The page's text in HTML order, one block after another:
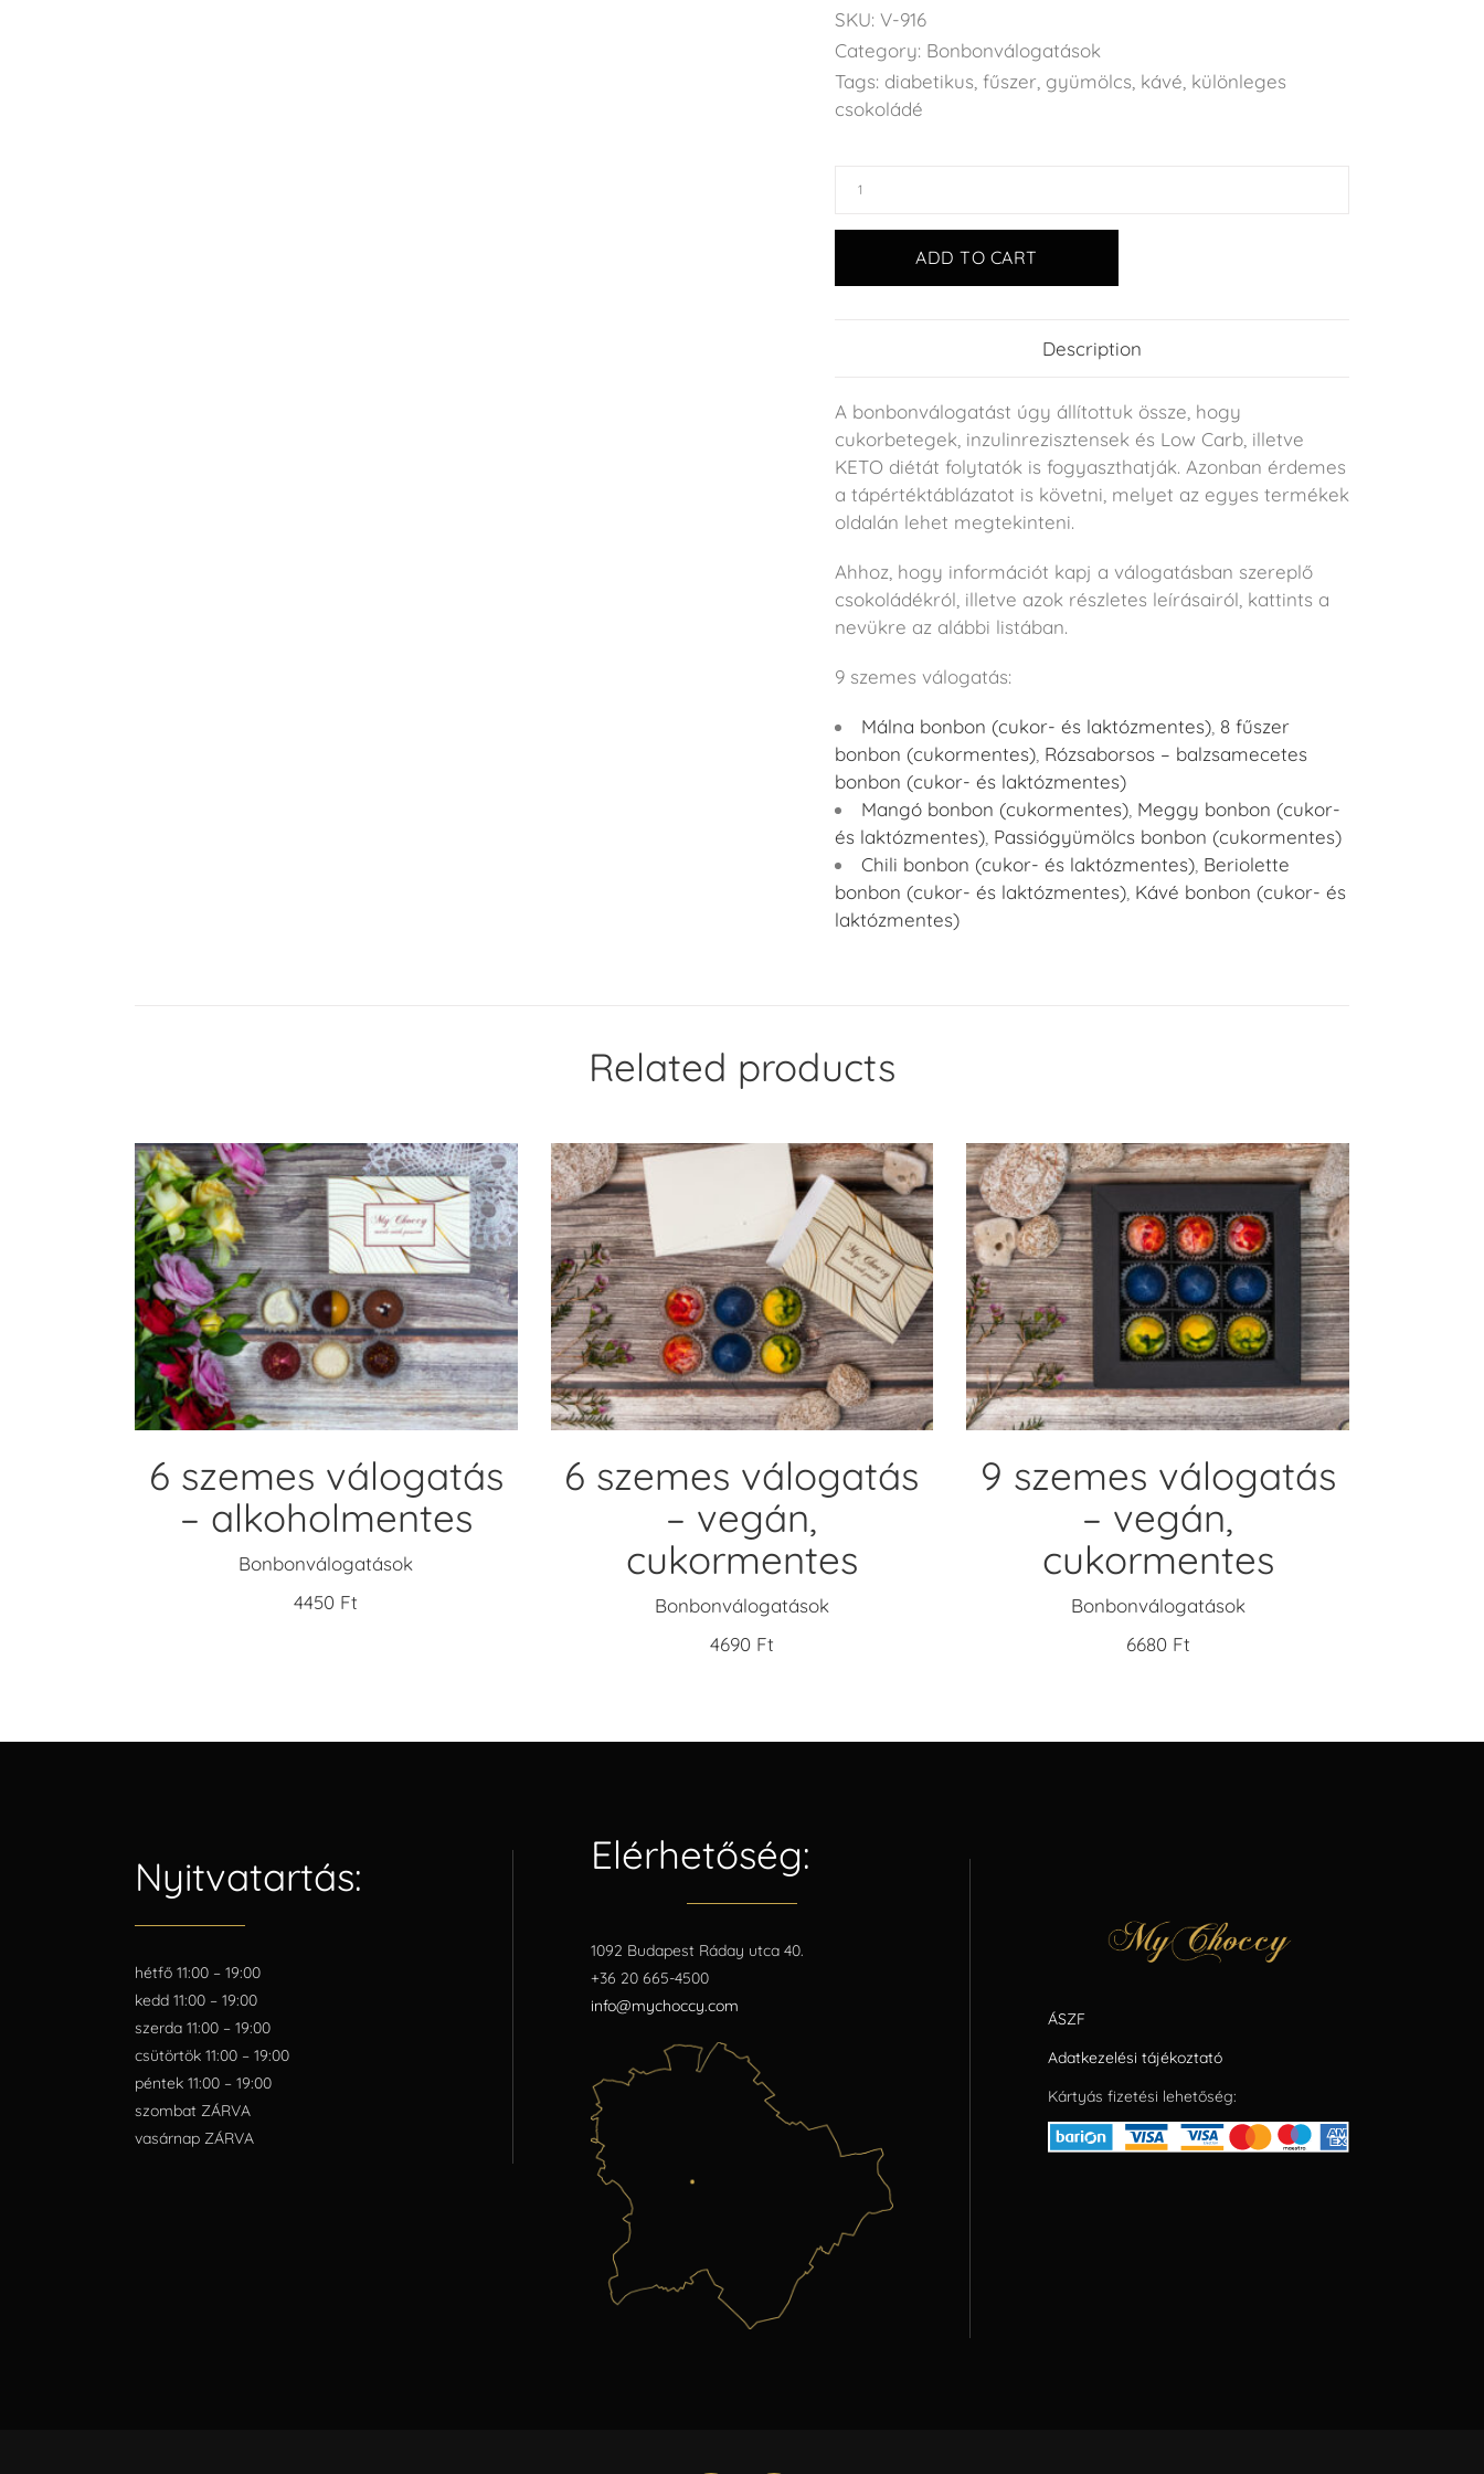
SKU: V-916
Category: Bonbonválogatások
Tags: diabetikus fűszer gyümölcs kávé különleges
csokoládé
ADD TO CART
Description
A bonbonválogatást úgy állítottuk össze, hogy
cukorbetegek, inzulinrezisztensek és Low Carb, illetve
KETO diétát folytatók is fogyaszthatják. Azonban érdemes
a tápértéktáblázatot is követni, melyet az egyes termékek
oldalán lehet megtekinteni.
Ahhoz, hogy információt kapj a válogatásban szereplő
csokoládékról, illetve azok részletes leírásairól, kattints a
nevükre az alábbi listában.
9 szemes válogatás:
Málna bonbon (cukor- és laktózmentes) 8 fűszer
bonbon (cukormentes) Rózsaborsos – balzsamecetes
bonbon (cukor- és laktózmentes)
Mangó bonbon (cukormentes) Meggy bonbon (cukor-
és laktózmentes) Passiógyümölcs bonbon (cukormentes)
Chili bonbon (cukor- és laktózmentes) Beriolette
bonbon (cukor- és laktózmentes) Kávé bonbon (cukor- és
laktózmentes)
Related products
ADD TO CART
6 szemes válogatás
– alkoholmentes
Bonbonválogatások
4450 Ft
ADD TO CART
6 szemes válogatás
– vegán,
cukormentes
Bonbonválogatások
4690 Ft
ADD TO CART
9 szemes válogatás
– vegán,
cukormentes
Bonbonválogatások
6680 Ft
Nyitvatartás:
hétfő 11:00 – 19:00
kedd 11:00 – 19:00
szerda 11:00 – 19:00
csütörtök 11:00 – 19:00
péntek 11:00 – 19:00
szombat ZÁRVA
vasárnap ZÁRVA
Elérhetőség:
1092 Budapest Ráday utca 40.
+36 20 665-4500
info@mychoccy.com
ÁSZF
Adatkezelési tájékoztató
Kártyás fizetési lehetőség: